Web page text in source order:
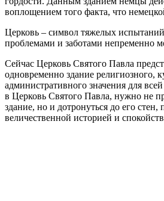
воплощением того факта, что
Церковь – символ тяжелых
проблемами и заботами непременно
Сейчас Церковь Святого Павла
одновременно здание религиозного,
административного значения для
в Церковь Святого Павла, нужно не
здание, но и дотронуться до его стен,
величественной историей и